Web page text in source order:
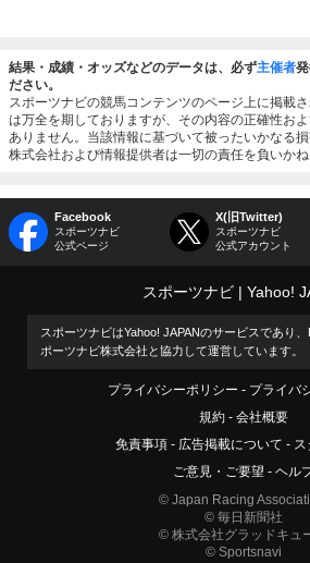
結果・成績・オッズなどのデータは、必ず主催者
ださい。
スポーツナビの競馬コンテンツのページ上に掲載
は万全を期しておりますが、その内容の正確性お
ありません。当該情報に基づいて被ったいかなる
株式会社および情報提供者は一切の責任を負いかね
Facebook
スポーツナビ
公式ページ
X(旧Twitter)
スポーツナビ
公式アカウント
スポーツナビ Yahoo!
スポーツナビはYahoo! JAPANのサービスであり
ポーツナビ株式会社と協力して運営しています。
プライバシーポリシー
プライバ
規約
会社概要
免責事項
広告掲載について
ス
ご意見・ご要望
ヘル
© Japan Racing
© 毎日新聞社
© 株式会社グラッドキュ
© Sportsnavi